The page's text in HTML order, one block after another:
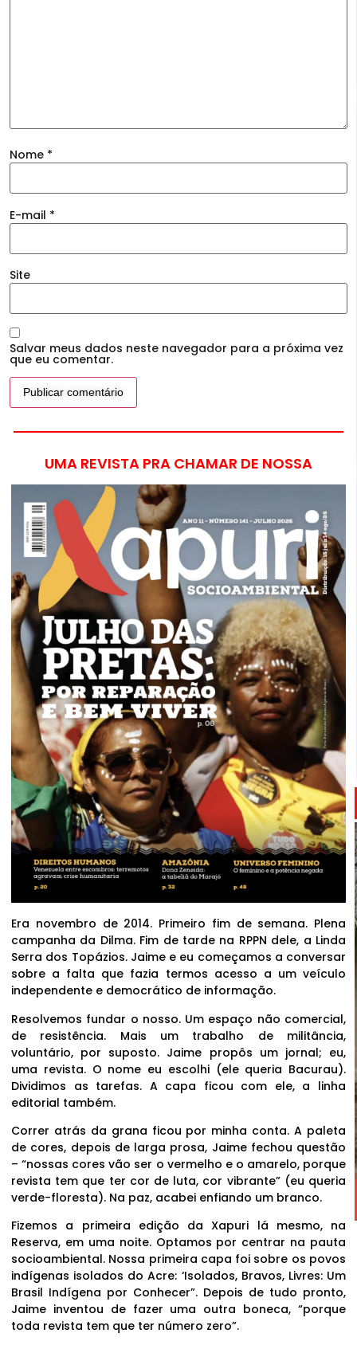
Nome *
E-mail *
Site
Salvar meus dados neste navegador para a próxima vez
que eu comentar.
UMA REVISTA PRA CHAMAR DE NOSSA
Era novembro de 2014. Primeiro fim de semana. Plena
campanha da Dilma. Fim de tarde na RPPN dele, a Linda
Serra dos Topázios. Jaime e eu começamos a conversar
sobre a falta que fazia termos acesso a um veículo
independente e democrático de informação.
Resolvemos fundar o nosso. Um espaço não comercial,
de resistência. Mais um trabalho de militância,
voluntário, por suposto. Jaime propôs um jornal; eu,
uma revista. O nome eu escolhi (ele queria Bacurau).
Dividimos as tarefas. A capa ficou com ele, a linha
editorial também.
Correr atrás da grana ficou por minha conta. A paleta
de cores, depois de larga prosa, Jaime fechou questão
– “nossas cores vão ser o vermelho e o amarelo, porque
revista tem que ter cor de luta, cor vibrante” (eu queria
verde-floresta). Na paz, acabei enfiando um branco.
Fizemos a primeira edição da Xapuri lá mesmo, na
Reserva, em uma noite. Optamos por centrar na pauta
socioambiental. Nossa primeira capa foi sobre os povos
indígenas isolados do Acre: ‘Isolados, Bravos, Livres: Um
Brasil Indígena por Conhecer”. Depois de tudo pronto,
Jaime inventou de fazer uma outra boneca, “porque
toda revista tem que ter número zero”.